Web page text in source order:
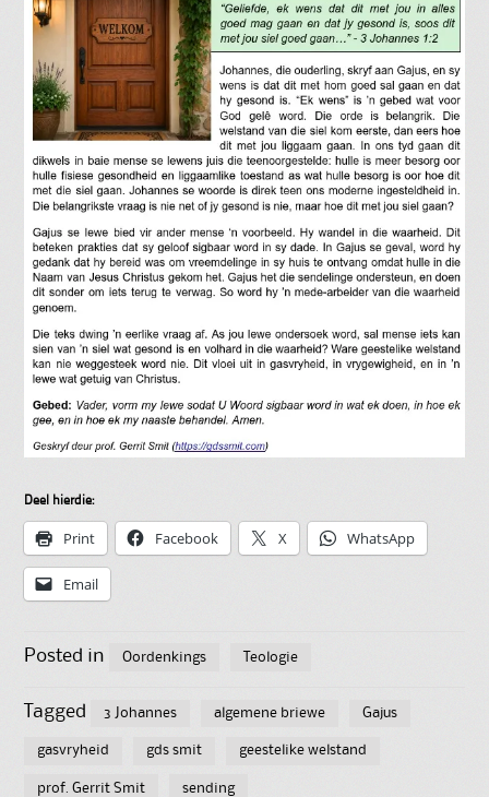
Deel hierdie:
Print Facebook X WhatsApp
Email
Posted in Oordenkings Teologie
Tagged 3 Johannes algemene briewe Gajus
gasvryheid gds smit geestelike welstand
prof. Gerrit Smit sending